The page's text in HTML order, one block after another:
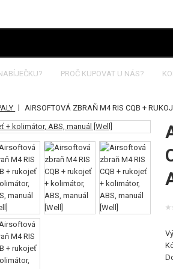
PROČ KUPOVAT U NÁS?
| AIRSOFTOVÁ ZBRAŇ M4 RIS CQB +